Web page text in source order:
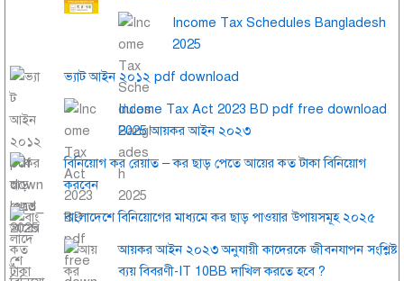
Income Tax Schedules Bangladesh
2025
ভ্যাট আইন ২০১২ pdf download
Income Tax Act 2023 BD pdf free download
2025 আয়কর আইন ২০২৩
বিনিয়োগ কর রেয়াত – কর ছাড় পেতে আয়ের কত টাকা বিনিয়োগ
করবেন
বাংলাদেশে বিনিয়োগের মাধ্যমে কর ছাড় পাওয়ার উপায়সমূহ ২০২৫
আয়কর আইন ২০২৩ অনুযায়ী কাদেরকে জীবনযাপন সংশ্লিষ্ট
ব্যয় বিবরণী-IT 10BB দাখিল করতে হবে ?